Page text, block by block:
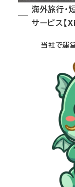
海外旅行・
サービス【
当社で運